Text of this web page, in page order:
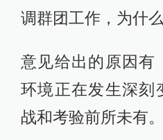
调群团工作，为什
意见给出的原因有
环境正在发生深刻
战和考验前所未有。